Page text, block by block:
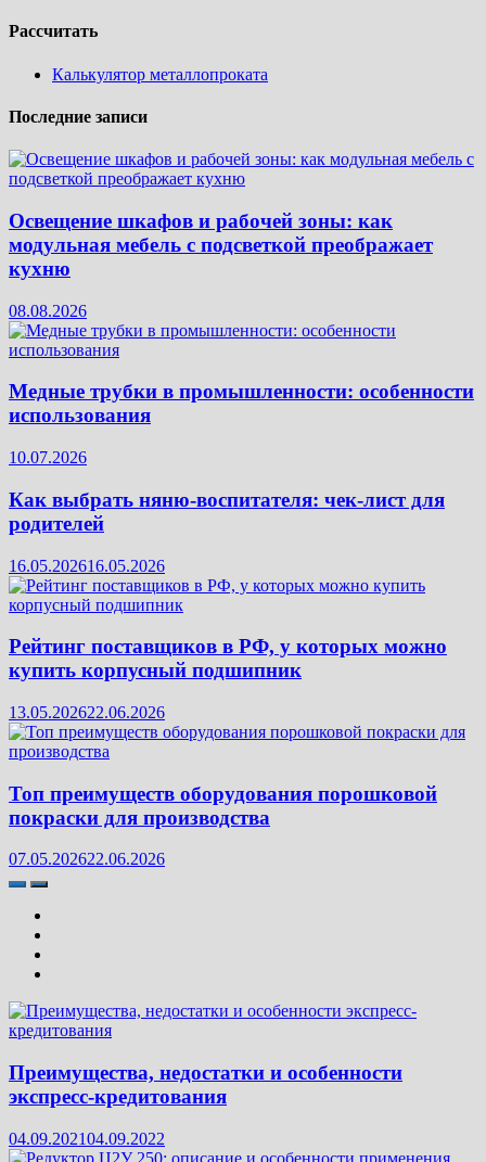
Рассчитать
Калькулятор металлопроката
Последние записи
Освещение шкафов и рабочей зоны: как
модульная мебель с подсветкой преображает
кухню
08.08.2026
Медные трубки в промышленности: особенности
использования
10.07.2026
Как выбрать няню-воспитателя: чек‑лист для
родителей
16.05.202616.05.2026
Рейтинг поставщиков в РФ, у которых можно
купить корпусный подшипник
13.05.202622.06.2026
Топ преимуществ оборудования порошковой
покраски для производства
07.05.202622.06.2026
Преимущества, недостатки и особенности
экспресс-кредитования
04.09.202104.09.2022